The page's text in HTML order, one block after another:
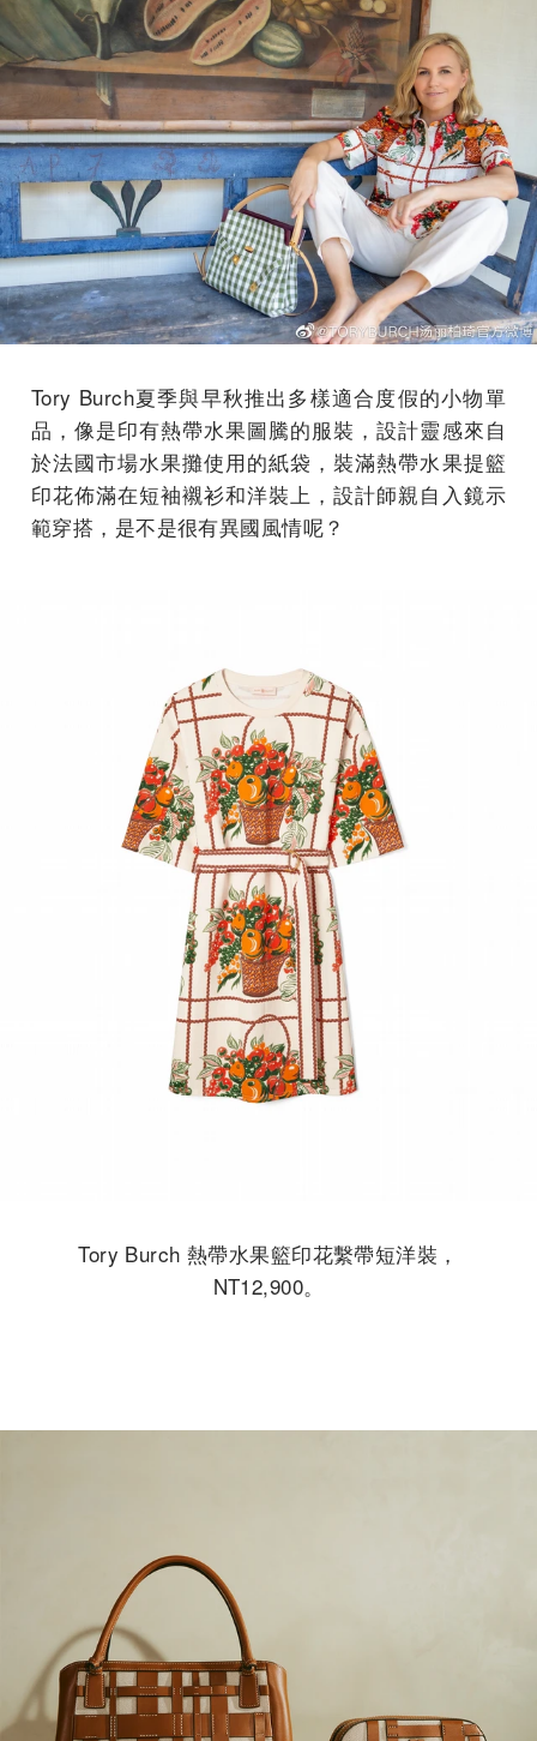
Tory Burch夏季與早秋推出多樣適合度假的小物單
品，像是印有熱帶水果圖騰的服裝，設計靈感來自
於法國市場水果攤使用的紙袋，裝滿熱帶水果提籃
印花佈滿在短袖襯衫和洋裝上，設計師親自入鏡示
範穿搭，是不是很有異國風情呢？
Tory Burch 熱帶水果籃印花繫帶短洋裝，
NT12,900。